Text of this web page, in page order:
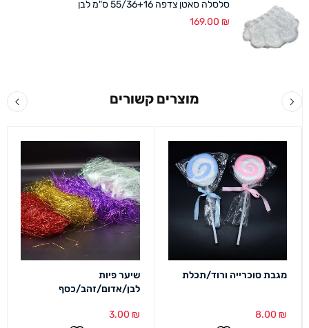
סלסלה סאטן צדפה 55/36+16 ס"מ לבן
169.00 ₪
מוצרים קשורים
מגבת סוכרייה ורוד/תכלת
8.00 ₪
שיער פיות
לבן/אדום/זהב/כסף
3.00 ₪